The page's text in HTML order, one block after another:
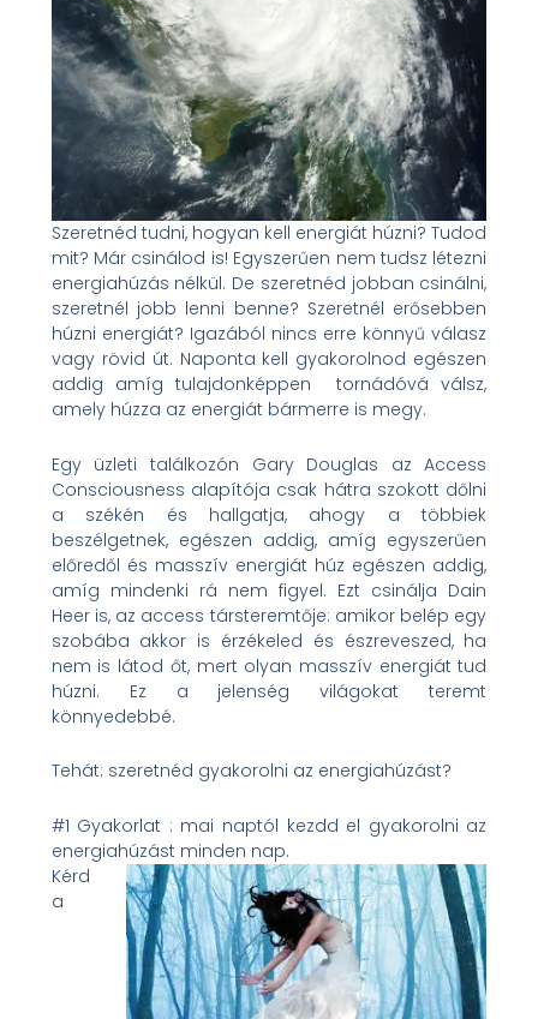
Szeretnéd tudni, hogyan kell energiát húzni? Tudod
mit? Már csinálod is! Egyszerűen nem tudsz létezni
energiahúzás nélkül. De szeretnéd jobban csinálni,
szeretnél jobb lenni benne? Szeretnél erősebben
húzni energiát? Igazából nincs erre könnyű válasz
vagy rövid út. Naponta kell gyakorolnod egészen
addig amíg tulajdonképpen tornádóvá válsz,
amely húzza az energiát bármerre is megy.
Egy üzleti találkozón Gary Douglas az Access
Consciousness alapítója csak hátra szokott dőlni
a székén és hallgatja, ahogy a többiek
beszélgetnek, egészen addig, amíg egyszerűen
előredől és masszív energiát húz egészen addig,
amíg mindenki rá nem figyel. Ezt csinálja Dain
Heer is, az access társteremtője: amikor belép egy
szobába akkor is érzékeled és észreveszed, ha
nem is látod őt, mert olyan masszív energiát tud
húzni. Ez a jelenség világokat teremt
könnyedebbé.
Tehát: szeretnéd gyakorolni az energiahúzást?
#1 Gyakorlat : mai naptól kezdd el gyakorolni az
energiahúzást minden nap.
Kérd
a